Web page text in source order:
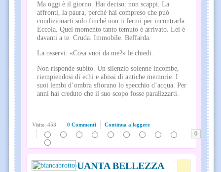
Ma oggi è il giorno. Hai deciso: non scappi. La
affronti, la paura, perché hai compreso che può
condizionarti solo finché non ti fermi per incontrarla.
Eccola. Quel momento tanto temuto è arrivato. Lei è
davanti a te. Cruda. Immobile. Beffarda.
La osservi: «Cosa vuoi da me?» le chiedi.
Non risponde subito. Un silenzio solenne incombe,
riempiendosi di echi e abissi di antiche memorie. I
suoi lembi d’ombra sfiorano lo specchio d’acqua. Per
anni hai creduto che il suo scopo fosse paralizzarti.
...
0 Commenti Continua a leggere
Visite: 453
0
QUANTA BELLEZZA